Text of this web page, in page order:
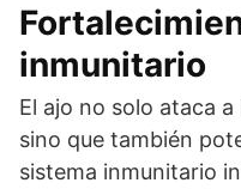
inmunitario
El ajo no solo ataca
sino que también
sistema inmunitario